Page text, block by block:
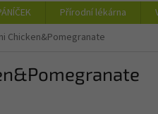
Přírodní lékárna
Chicken&Pomegranate